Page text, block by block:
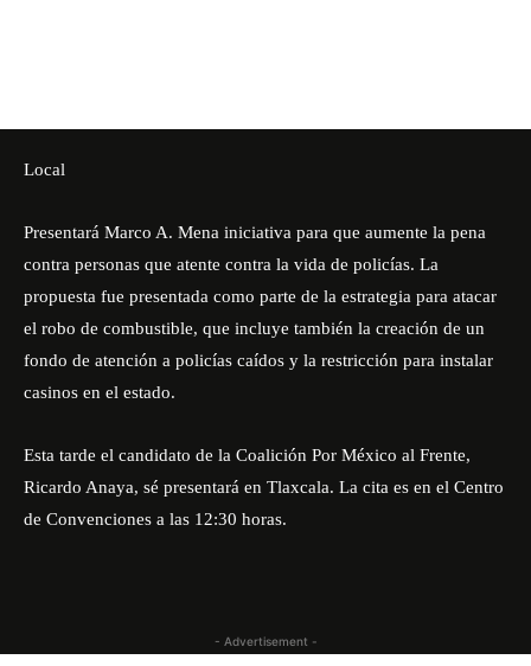
Local
Presentará Marco A. Mena iniciativa para que aumente la pena
contra personas que atente contra la vida de policías. La
propuesta fue presentada como parte de la estrategia para atacar
el robo de combustible, que incluye también la creación de un
fondo de atención a policías caídos y la restricción para instalar
casinos en el estado.
Esta tarde el candidato de la Coalición Por México al Frente,
Ricardo Anaya, sé presentará en Tlaxcala. La cita es en el Centro
de Convenciones a las 12:30 horas.
- Advertisement -